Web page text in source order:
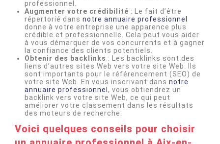
professionnel.
Augmenter votre crédibilité : Le fait d’être
répertorié dans notre annuaire professionnel
donne à votre entreprise une apparence plus
crédible et professionnelle. Cela peut vous aider
à vous démarquer de vos concurrents et à gagner
la confiance des clients potentiels.
Obtenir des backlinks : Les backlinks sont des
liens d’autres sites Web vers votre site Web. Ils
sont importants pour le référencement (SEO) de
votre site Web. En vous inscrivant dans notre
annuaire professionnel , vous obtiendrez un
backlink vers votre site Web, ce qui peut
améliorer votre classement dans les résultats
des moteurs de recherche.
Voici quelques conseils pour choisir